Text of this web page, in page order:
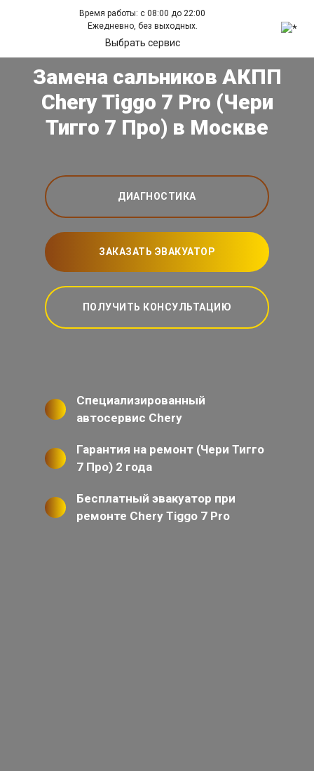
Время работы: с 08:00 до 22:00
Ежедневно, без выходных.
Выбрать сервис
Замена сальников АКПП
Chery Tiggo 7 Pro (Чери
Тигго 7 Про) в Москве
ДИАГНОСТИКА
ЗАКАЗАТЬ ЭВАКУАТОР
ПОЛУЧИТЬ КОНСУЛЬТАЦИЮ
Специализированный
автосервис Chery
Гарантия на ремонт (Чери Тигго
7 Про) 2 года
Бесплатный эвакуатор при
ремонте Chery Tiggo 7 Pro